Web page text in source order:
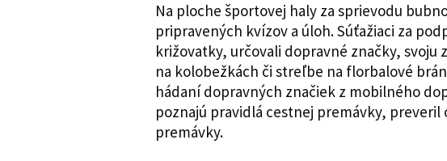
Na ploche športovej haly za sprievodu
pripravených kvízov a úloh. Súťažiaci za
križovatky, určovali dopravné značky, svoju
na kolobežkách či streľbe na florbalové
hádaní dopravných značiek z mobilného
poznajú pravidlá cestnej premávky,
premávky.